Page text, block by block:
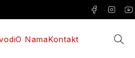
O NamaKontakt